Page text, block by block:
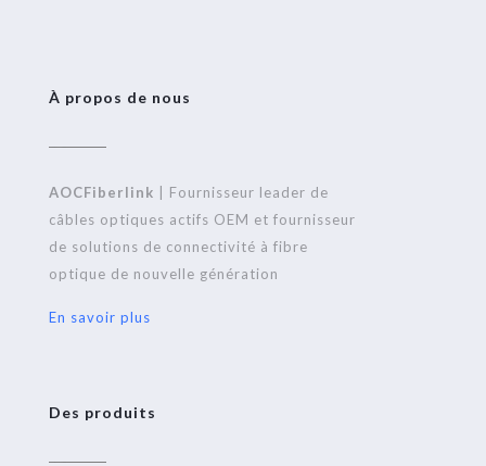
À propos de nous
AOCFiberlink | Fournisseur leader de
câbles optiques actifs OEM et fournisseur
de solutions de connectivité à fibre
optique de nouvelle génération
En savoir plus
Des produits